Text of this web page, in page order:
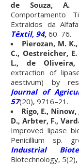
de Souza, A.
Comportamento
Extraídos da
Têxtil, 94,60–76.
Pierozan, M.
C., Oestreicher,
L., de
extraction of
aestivum) by
Journal of
57(20), 9716–21.
Rigo, E.,
D., Arbter, F.,
Improved lipase
Penicillium sp.
Industrial
Biotechnology,